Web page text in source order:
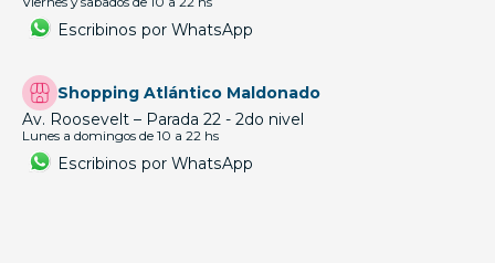
Escribinos por WhatsApp
Shopping Atlántico Maldonado
Av. Roosevelt – Parada 22 - 2do nivel
Lunes a domingos de 10 a 22 hs
Escribinos por WhatsApp